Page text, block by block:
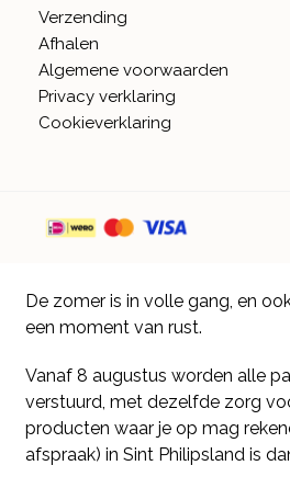
Verzending
Afhalen
Algemene voorwaarden
Privacy verklaring
Cookieverklaring
De zomer is in volle gang, en
een moment van rust.
Vanaf 8 augustus worden alle
verstuurd, met dezelfde zorg
producten waar je op mag
afspraak) in Sint Philipsland is